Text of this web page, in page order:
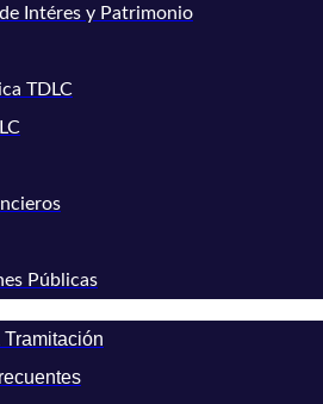
Intéres y Patrimonio
TDLC
Públicas